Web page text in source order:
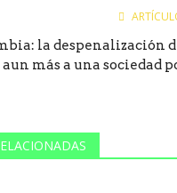
la despenalización
más a una sociedad